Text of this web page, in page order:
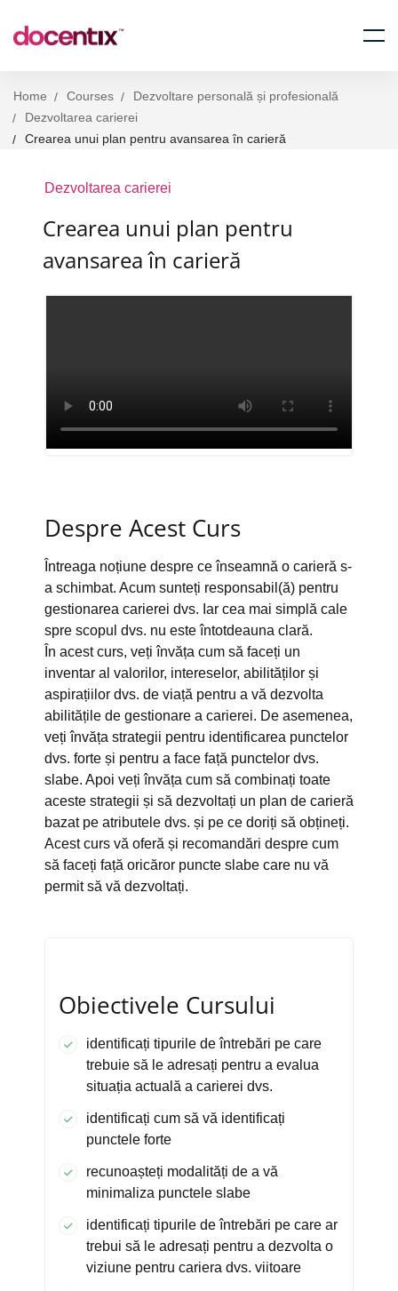
Home Courses
Dezvoltare personală și profesională
Dezvoltarea carierei
Crearea unui plan pentru avansarea în carieră
Dezvoltarea carierei
Crearea unui plan pentru
avansarea în carieră
Despre Acest Curs
Întreaga noțiune despre ce înseamnă o carieră s-
a schimbat. Acum sunteți responsabil(ă) pentru
gestionarea carierei dvs. Iar cea mai simplă cale
spre scopul dvs. nu este întotdeauna clară.
În acest curs, veți învăța cum să faceți un
inventar al valorilor, intereselor, abilităților și
aspirațiilor dvs. de viață pentru a vă dezvolta
abilitățile de gestionare a carierei. De asemenea,
veți învăța strategii pentru identificarea punctelor
dvs. forte și pentru a face față punctelor dvs.
slabe. Apoi veți învăța cum să combinați toate
aceste strategii și să dezvoltați un plan de carieră
bazat pe atributele dvs. și pe ce doriți să obțineți.
Acest curs vă oferă și recomandări despre cum
să faceți față oricăror puncte slabe care nu vă
permit să vă dezvoltați.
Obiectivele Cursului
identificați tipurile de întrebări pe care
trebuie să le adresați pentru a evalua
situația actuală a carierei dvs.
identificați cum să vă identificați
punctele forte
recunoașteți modalități de a vă
minimaliza punctele slabe
identificați tipurile de întrebări pe care ar
trebui să le adresați pentru a dezvolta o
viziune pentru cariera dvs. viitoare